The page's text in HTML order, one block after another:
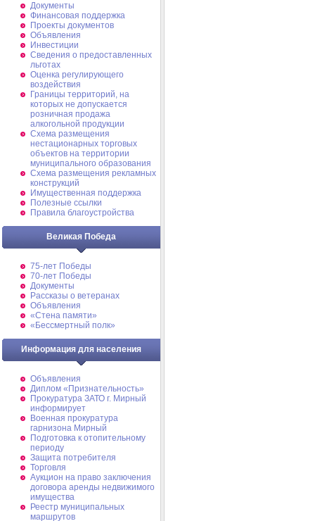
Документы
Финансовая поддержка
Проекты документов
Объявления
Инвестиции
Сведения о предоставленных
льготах
Оценка регулирующего
воздействия
Границы территорий, на
которых не допускается
розничная продажа
алкогольной продукции
Схема размещения
нестационарных торговых
объектов на территории
муниципального образования
Схема размещения рекламных
конструкций
Имущественная поддержка
Полезные ссылки
Правила благоустройства
Великая Победа
75-лет Победы
70-лет Победы
Документы
Рассказы о ветеранах
Объявления
«Стена памяти»
«Бессмертный полк»
Информация для населения
Объявления
Диплом «Признательность»
Прокуратура ЗАТО г. Мирный
информирует
Военная прокуратура
гарнизона Мирный
Подготовка к отопительному
периоду
Защита потребителя
Торговля
Аукцион на право заключения
договора аренды недвижимого
имущества
Реестр муниципальных
маршрутов